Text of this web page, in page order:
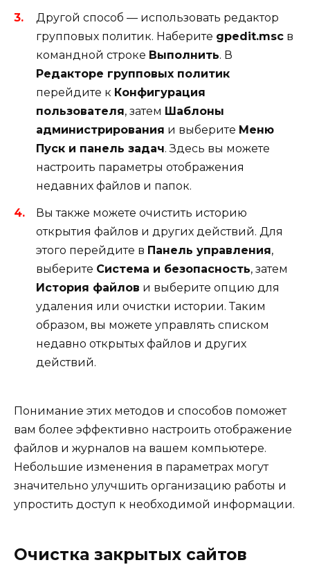
Другой способ — использовать редактор
групповых политик. Наберите gpedit.msc в
командной строке Выполнить. В
Редакторе групповых политик
перейдите к Конфигурация
пользователя, затем Шаблоны
администрирования и выберите Меню
Пуск и панель задач. Здесь вы можете
настроить параметры отображения
недавних файлов и папок.
Вы также можете очистить историю
открытия файлов и других действий. Для
этого перейдите в Панель управления,
выберите Система и безопасность, затем
История файлов и выберите опцию для
удаления или очистки истории. Таким
образом, вы можете управлять списком
недавно открытых файлов и других
действий.
Понимание этих методов и способов поможет
вам более эффективно настроить отображение
файлов и журналов на вашем компьютере.
Небольшие изменения в параметрах могут
значительно улучшить организацию работы и
упростить доступ к необходимой информации.
Очистка закрытых сайтов